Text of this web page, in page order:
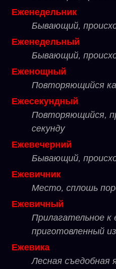
Еженедельник
Бывающий,
Еженедельный
Бывающий,
Еженощный
Повторяющийся
Ежесекундный
Повторяющийся,
секунду
Ежевечерний
Бывающий,
Ежевичник
Место, сплошь
Ежевичный
Прилагательное к
приготовленный
Ежевика
Лесная съедобная